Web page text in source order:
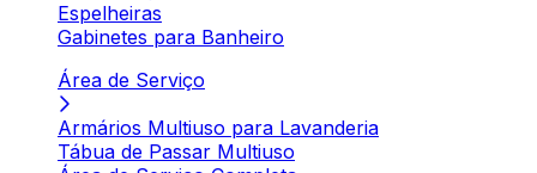
Espelheiras
Gabinetes para Banheiro
Área de Serviço
Armários Multiuso para Lavanderia
Tábua de Passar Multiuso